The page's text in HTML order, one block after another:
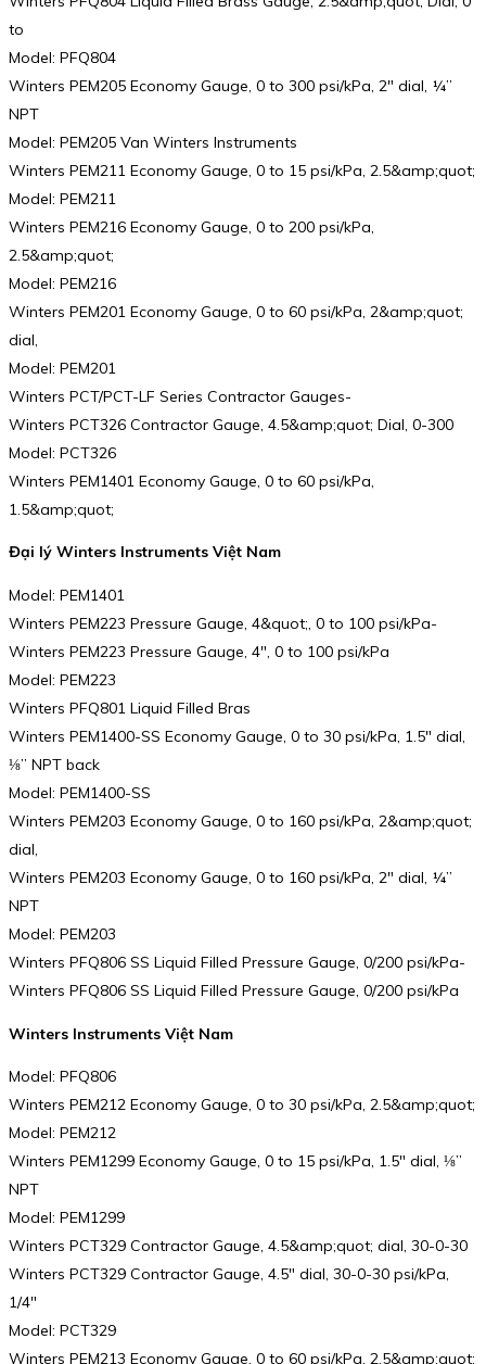
to
Model: PFQ804
Winters PEM205 Economy Gauge, 0 to 300 psi/kPa, 2″ dial, ¼”
NPT
Model: PEM205 Van Winters Instruments
Winters PEM211 Economy Gauge, 0 to 15 psi/kPa, 2.5&amp;quot;
Model: PEM211
Winters PEM216 Economy Gauge, 0 to 200 psi/kPa,
2.5&amp;quot;
Model: PEM216
Winters PEM201 Economy Gauge, 0 to 60 psi/kPa, 2&amp;quot;
dial,
Model: PEM201
Winters PCT/PCT-LF Series Contractor Gauges-
Winters PCT326 Contractor Gauge, 4.5&amp;quot; Dial, 0-300
Model: PCT326
Winters PEM1401 Economy Gauge, 0 to 60 psi/kPa,
1.5&amp;quot;
Đại lý Winters Instruments Việt Nam
Model: PEM1401
Winters PEM223 Pressure Gauge, 4&quot;, 0 to 100 psi/kPa-
Winters PEM223 Pressure Gauge, 4″, 0 to 100 psi/kPa
Model: PEM223
Winters PFQ801 Liquid Filled Bras
Winters PEM1400-SS Economy Gauge, 0 to 30 psi/kPa, 1.5″ dial,
⅛” NPT back
Model: PEM1400-SS
Winters PEM203 Economy Gauge, 0 to 160 psi/kPa, 2&amp;quot;
dial,
Winters PEM203 Economy Gauge, 0 to 160 psi/kPa, 2″ dial, ¼”
NPT
Model: PEM203
Winters PFQ806 SS Liquid Filled Pressure Gauge, 0/200 psi/kPa-
Winters PFQ806 SS Liquid Filled Pressure Gauge, 0/200 psi/kPa
Winters Instruments Việt Nam
Model: PFQ806
Winters PEM212 Economy Gauge, 0 to 30 psi/kPa, 2.5&amp;quot;
Model: PEM212
Winters PEM1299 Economy Gauge, 0 to 15 psi/kPa, 1.5″ dial, ⅛”
NPT
Model: PEM1299
Winters PCT329 Contractor Gauge, 4.5&amp;quot; dial, 30-0-30
Winters PCT329 Contractor Gauge, 4.5″ dial, 30-0-30 psi/kPa,
1/4″
Model: PCT329
Winters PEM213 Economy Gauge, 0 to 60 psi/kPa, 2.5&amp;quot;